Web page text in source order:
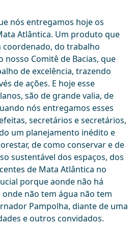
nós entregamos hoje os
Atlântica. Um produto que
coordenado, do trabalho
nosso Comitê de Bacias, que
de excelência, trazendo
de ações. E hoje esse
são de grande valia, de
nós entregamos esses
secretários e secretários,
um planejamento inédito e
de como conservar e de
sustentável dos espaços, dos
de Mata Atlântica no
porque aonde não há
não tem água não tem
Pampolha, diante de uma
e outros convidados.